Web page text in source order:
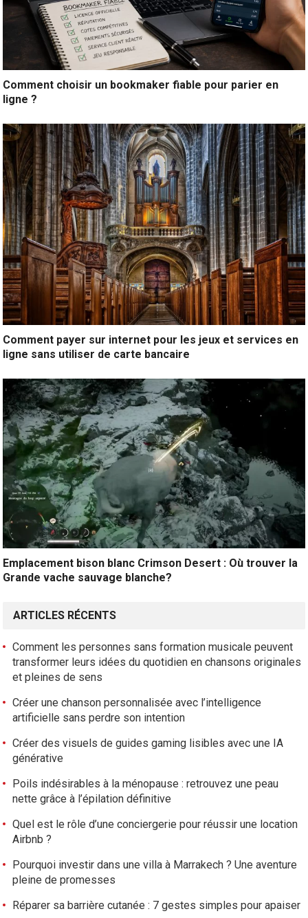
Comment choisir un bookmaker fiable pour parier en
ligne ?
Comment payer sur internet pour les jeux et services en
ligne sans utiliser de carte bancaire
Emplacement bison blanc Crimson Desert : Où trouver la
Grande vache sauvage blanche?
ARTICLES RÉCENTS
Comment les personnes sans formation musicale peuvent
transformer leurs idées du quotidien en chansons originales
et pleines de sens
Créer une chanson personnalisée avec l’intelligence
artificielle sans perdre son intention
Créer des visuels de guides gaming lisibles avec une IA
générative
Poils indésirables à la ménopause : retrouvez une peau
nette grâce à l’épilation définitive
Quel est le rôle d’une conciergerie pour réussir une location
Airbnb ?
Pourquoi investir dans une villa à Marrakech ? Une aventure
pleine de promesses
Réparer sa barrière cutanée : 7 gestes simples pour apaiser